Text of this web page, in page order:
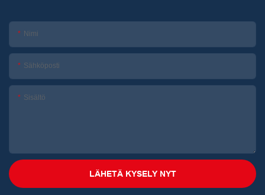
Nimi
Sähköposti
Sisältö
LÄHETÄ KYSELY NYT